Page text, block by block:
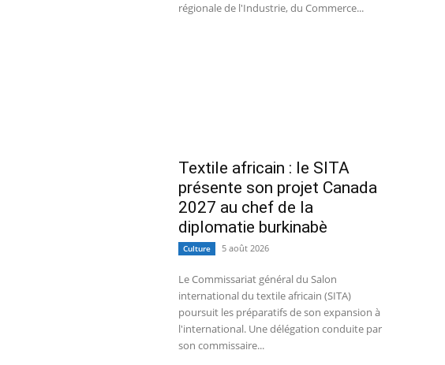
régionale de l'Industrie, du Commerce...
Textile africain : le SITA
présente son projet Canada
2027 au chef de la
diplomatie burkinabè
Culture 5 août 2026
Le Commissariat général du Salon
international du textile africain (SITA)
poursuit les préparatifs de son expansion à
l'international. Une délégation conduite par
son commissaire...